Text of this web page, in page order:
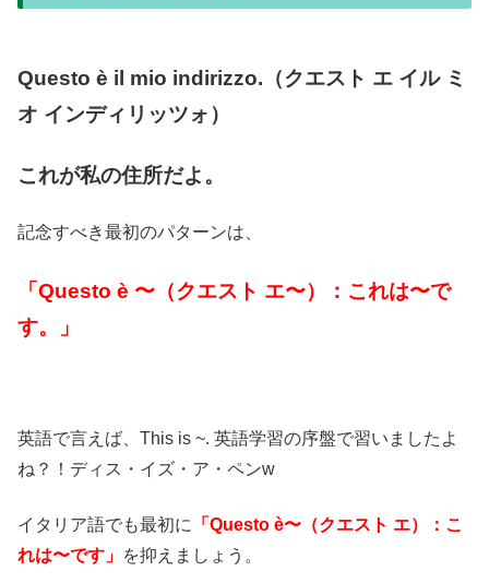
Questo è il mio indirizzo.（クエスト エ イル ミ
オ インディリッツォ）
これが私の住所だよ。
記念すべき最初のパターンは、
「Questo è 〜（クエスト エ〜）：これは〜で
す。」
英語で言えば、This is ~. 英語学習の序盤で習いましたよ
ね？！ディス・イズ・ア・ペンw
イタリア語でも最初に
「Questo è〜（クエスト エ）：こ
れは〜です」 を抑えましょう。